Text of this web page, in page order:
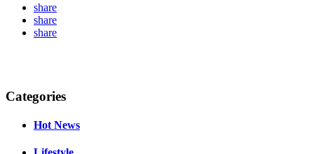
share
share
share
Categories
Hot News